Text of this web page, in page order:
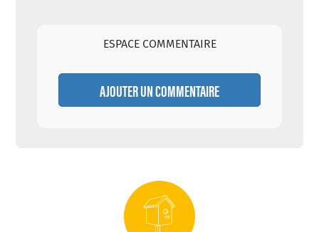
ESPACE COMMENTAIRE
AJOUTER UN COMMENTAIRE